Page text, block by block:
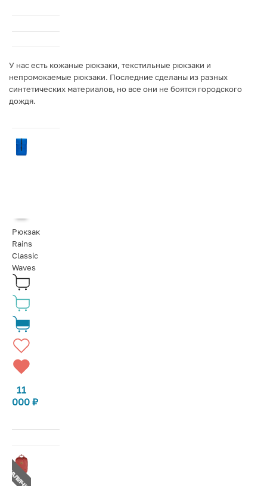
У нас есть кожаные рюкзаки, текстильные рюкзаки и
непромокаемые рюкзаки. Последние сделаны из разных
синтетических материалов, но все они не боятся городского
дождя.
Рюкзак
Rains
Classic
Waves
11
000 ₽